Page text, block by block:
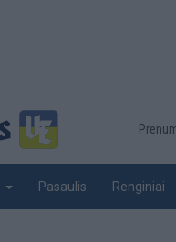
top
Pasaulis Renginiai